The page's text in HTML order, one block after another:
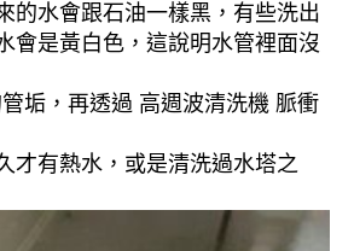
的水會跟石油一樣黑，有些洗出
會是黃白色，這說明水管裡面沒
垢，再透過 高週波清洗機 脈衝
才有熱水，或是清洗過水塔之